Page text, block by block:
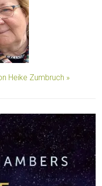
Heike Zumbruch »